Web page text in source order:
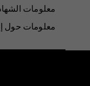
معلومات
معلومات حول